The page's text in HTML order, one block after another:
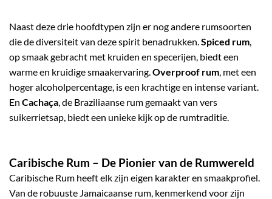
Naast deze drie hoofdtypen zijn er nog andere rumsoorten
die de diversiteit van deze spirit benadrukken.Spiced rum,
op smaak gebracht met kruiden en specerijen, biedt een
warme en kruidige smaakervaring.Overproof rum, met een
hoger alcoholpercentage, is een krachtige en intense variant.
En Cachaça, de Braziliaanse rum gemaakt van vers
suikerrietsap, biedt een unieke kijk op de rumtraditie.
Caribische Rum – De Pionier van de Rumwereld
Caribische Rum heeft elk zijn eigen karakter en smaakprofiel.
Van de robuuste Jamaicaanse rum , kenmerkend voor zijn